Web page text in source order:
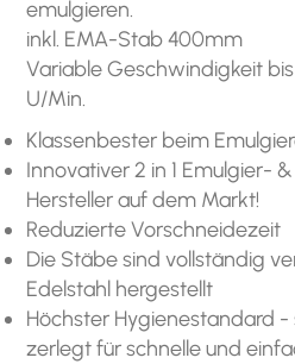
emulgieren.
inkl. EMA-Stab 400mm
Variable Geschwindigkeit
U/Min.
Klassenbester beim
Innovativer 2 in 1 Emulgier-
Hersteller auf dem Markt!
Reduzierte Vorschneidezeit
Die Stäbe sind vollständig
Edelstahl hergestellt
Höchster Hygienestandard -
zerlegt für schnelle und